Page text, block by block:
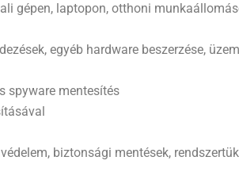
gépen, laptopon, otthoni
egyéb hardware beszerzése,
spyware mentesítés
biztonsági mentések,